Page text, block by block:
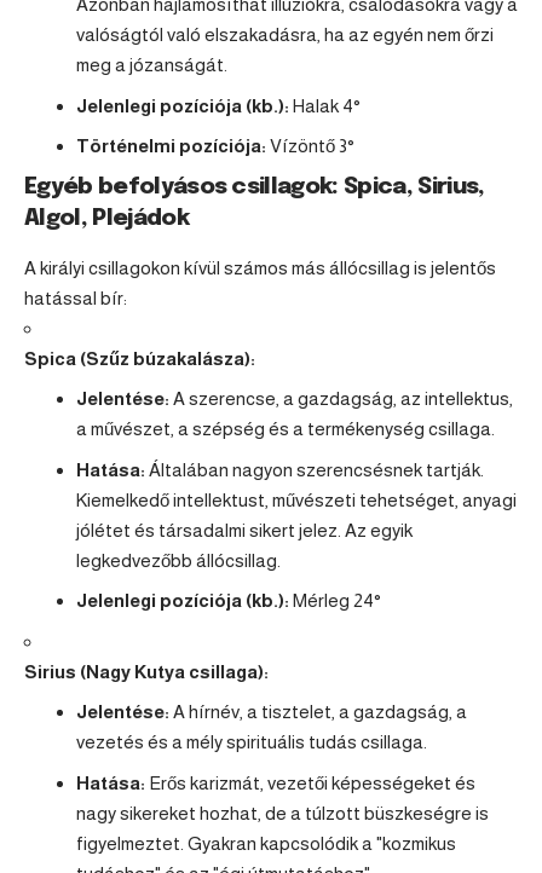
Azonban hajlamosíthat illúziókra, csalódásokra vagy a
valóságtól való elszakadásra, ha az egyén nem őrzi
meg a józanságát.
Jelenlegi pozíciója (kb.): Halak4°
Történelmi pozíciója: Vízöntő3°
Egyéb befolyásos csillagok: Spica, Sirius,
Algol, Plejádok
A királyi csillagokon kívül számos más állócsillag is jelentős
hatással bír:
Spica (Szűz búzakalásza):
Jelentése: A szerencse, a gazdagság, az intellektus,
a művészet, a szépség és a termékenység csillaga.
Hatása: Általában nagyon szerencsésnek tartják.
Kiemelkedő intellektust, művészeti tehetséget, anyagi
jólétet és társadalmi sikert jelez. Az egyik
legkedvezőbb állócsillag.
Jelenlegi pozíciója (kb.): Mérleg 24°
Sirius (Nagy Kutya csillaga):
Jelentése: A hírnév, a tisztelet, a gazdagság, a
vezetés és a mély spirituális tudás csillaga.
Hatása: Erős karizmát, vezetői képességeket és
nagy sikereket hozhat, de a túlzott büszkeségre is
figyelmeztet. Gyakran kapcsolódik a "kozmikus